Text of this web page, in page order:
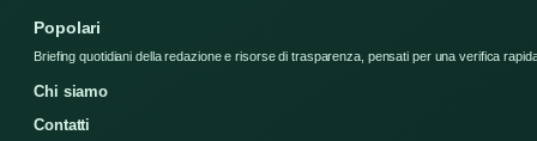
Popolari
Briefing quotidiani della redazione e risorse di trasparenza, pensati per una verifica
Chi siamo
Contatti